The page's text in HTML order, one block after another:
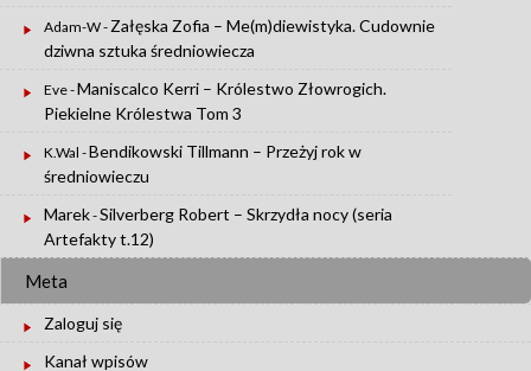
Adam-W- Załęska Zofia – Me(m)diewistyka. Cudownie
dziwna sztuka średniowiecza
Eve-Maniscalco Kerri – Królestwo Złowrogich.
Piekielne Królestwa Tom 3
K.Wal -Bendikowski Tillmann – Przeżyj rok w
średniowieczu
Marek-Silverberg Robert – Skrzydła nocy (seria
Artefakty t.12)
Meta
Zaloguj się
Kanał wpisów